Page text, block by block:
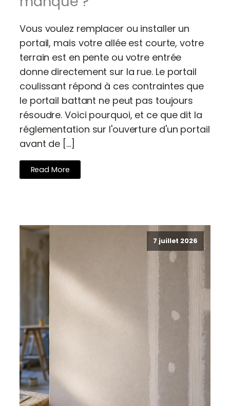
Vous voulez remplacer ou installer un
portail, mais votre allée est courte, votre
terrain est en pente ou votre entrée
donne directement sur la rue. Le portail
coulissant répond à ces contraintes que
le portail battant ne peut pas toujours
résoudre. Voici pourquoi, et ce que dit la
réglementation sur l'ouverture d'un portail
avant de […]
Read More
7 juillet 2026